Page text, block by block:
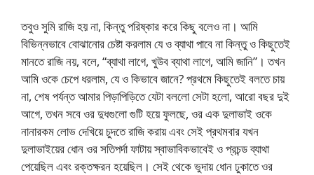
তবুও সুমি রাজি হয় না, কিন্তু পরিষ্কার করে কিছু বলেও না। আমি
বিভিন্নভাবে বোঝানোর চেষ্টা করলাম যে ও ব্যাথা পাবে না কিন্তু ও কিছুতেই
মানতে রাজি নয়, বলে, “ব্যাথা লাগে, খুউব ব্যাথা লাগে, আমি জানি”। তখন
আমি ওকে চেপে ধরলাম, যে ও কিভাবে জানে? প্রথমে কিছুতেই বলতে চায়
না, শেষ পর্যন্ত আমার পিড়াপিড়িতে যেটা বললো সেটা হলো, আরো বছর দুই
আগে, তখন সবে ওর দুধগুলো গুটি হয়ে ফুলছে, ওর এক দুলাভাই ওকে
নানারকম লোভ দেখিয়ে চুদতে রাজি করায় এবং সেই প্রথমবার যখন
দুলাভাইয়ের ধোন ওর সতিপর্দা ফাটায় স্বাভাবিকভাবেই ও প্রচন্ড ব্যাথা
পেয়েছিল এবং রক্তক্ষরন হয়েছিল। সেই থেকে ভুদায় ধোন ঢুকাতে ওর